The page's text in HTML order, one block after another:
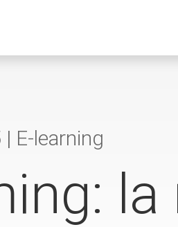
| E-learning